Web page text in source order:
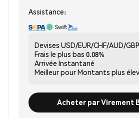
Assistance:
Devises USD/EUR/CHF/AUD/
Frais le plus bas 0.08%
Arrivée Instantané
Meilleur pourMontants plus
Acheter par Virement